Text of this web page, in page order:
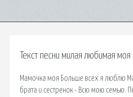
Текст песни милая любимая моя
Мамочка моя Больше всех я люблю
брата и сестренок - Всю мою семью.